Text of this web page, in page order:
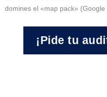
domines el «map pack»
¡Pide tu